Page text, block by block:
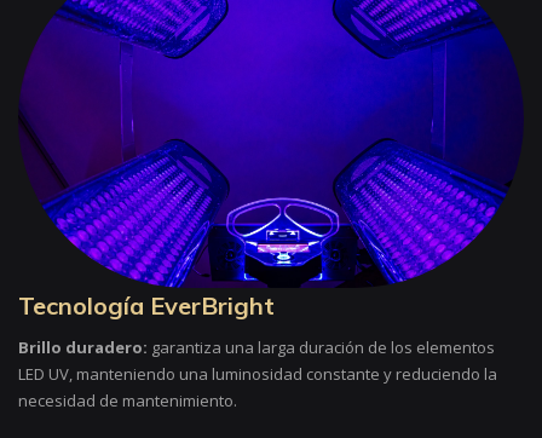
Tecnología EverBright
Brillo duradero: garantiza una larga duración de los elementos
LED UV, manteniendo una luminosidad constante y reduciendo la
necesidad de mantenimiento.